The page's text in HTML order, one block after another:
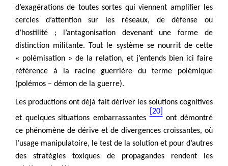
d’exagérations de toutes sortes qui viennent amplifier les
cercles d’attention sur les réseaux, de défense ou
d’hostilité ; l’antagonisation devenant une forme de
distinction militante. Tout le système se nourrit de cette
« polémisation » de la relation, et j’entends bien ici faire
référence à la racine guerrière du terme polémique
(polémos – démon de la guerre).
Les productions ont déjà fait dériver les solutions cognitives
et quelques situations embarrassantes
[20]
ont démontré
ce phénomène de dérive et de divergences croissantes, où
l’usage manipulatoire, le test de la solution et pour d’autres
des stratégies toxiques de propagandes rendent les